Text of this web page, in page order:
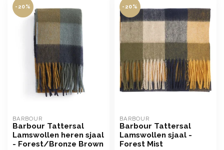
-20%
BARBOUR
Barbour Tattersal
Lamswollen heren sjaal
- Forest/Bronze Brown
-20%
BARBOUR
Barbour Tattersal
Lamswollen sjaal -
Forest Mist